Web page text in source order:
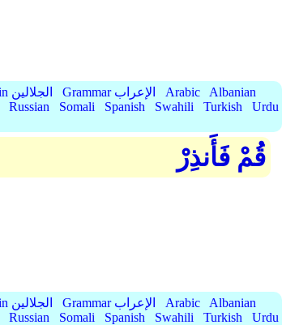
AlJalalain الجلالين Grammar الإعراب Arabic
Albanian
Russian Somali Spanish Swahili Turkish
Urdu
قُمْ فَأَنذِرْ
AlJalalain الجلالين Grammar الإعراب Arabic
Albanian
Russian Somali Spanish Swahili Turkish
Urdu